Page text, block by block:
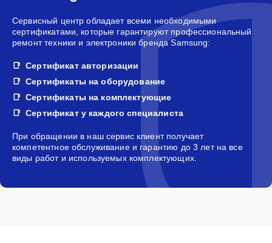
Сервисный центр обладает всеми необходимыми
сертификатами, которые гарантируют профессиональный
ремонт техники и электроники бренда Samsung:
Сертификат авторизации
Сертификаты на оборудование
Сертификаты на комплектующие
Сертификат у каждого специалиста
При обращении в наш сервис клиент получает
компетентное обслуживание и гарантию до 3 лет на все
виды работ и используемых комплектующих.